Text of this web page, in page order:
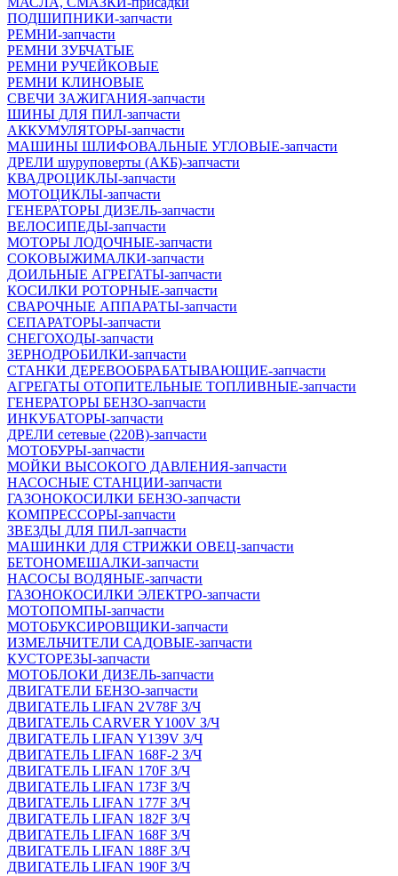
ПОДШИПНИКИ-запчасти
РЕМНИ-запчасти
РЕМНИ ЗУБЧАТЫЕ
РЕМНИ РУЧЕЙКОВЫЕ
РЕМНИ КЛИНОВЫЕ
СВЕЧИ ЗАЖИГАНИЯ-запчасти
ШИНЫ ДЛЯ ПИЛ-запчасти
АККУМУЛЯТОРЫ-запчасти
МАШИНЫ ШЛИФОВАЛЬНЫЕ УГЛОВЫЕ-запчасти
ДРЕЛИ шуруповерты (АКБ)-запчасти
КВАДРОЦИКЛЫ-запчасти
МОТОЦИКЛЫ-запчасти
ГЕНЕРАТОРЫ ДИЗЕЛЬ-запчасти
ВЕЛОСИПЕДЫ-запчасти
МОТОРЫ ЛОДОЧНЫЕ-запчасти
СОКОВЫЖИМАЛКИ-запчасти
ДОИЛЬНЫЕ АГРЕГАТЫ-запчасти
КОСИЛКИ РОТОРНЫЕ-запчасти
СВАРОЧНЫЕ АППАРАТЫ-запчасти
СЕПАРАТОРЫ-запчасти
СНЕГОХОДЫ-запчасти
ЗЕРНОДРОБИЛКИ-запчасти
СТАНКИ ДЕРЕВООБРАБАТЫВАЮЩИЕ-запчасти
АГРЕГАТЫ ОТОПИТЕЛЬНЫЕ ТОПЛИВНЫЕ-запчасти
ГЕНЕРАТОРЫ БЕНЗО-запчасти
ИНКУБАТОРЫ-запчасти
ДРЕЛИ сетевые (220В)-запчасти
МОТОБУРЫ-запчасти
МОЙКИ ВЫСОКОГО ДАВЛЕНИЯ-запчасти
НАСОСНЫЕ СТАНЦИИ-запчасти
ГАЗОНОКОСИЛКИ БЕНЗО-запчасти
КОМПРЕССОРЫ-запчасти
ЗВЕЗДЫ ДЛЯ ПИЛ-запчасти
МАШИНКИ ДЛЯ СТРИЖКИ ОВЕЦ-запчасти
БЕТОНОМЕШАЛКИ-запчасти
НАСОСЫ ВОДЯНЫЕ-запчасти
ГАЗОНОКОСИЛКИ ЭЛЕКТРО-запчасти
МОТОПОМПЫ-запчасти
МОТОБУКСИРОВЩИКИ-запчасти
ИЗМЕЛЬЧИТЕЛИ САДОВЫЕ-запчасти
КУСТОРЕЗЫ-запчасти
МОТОБЛОКИ ДИЗЕЛЬ-запчасти
ДВИГАТЕЛИ БЕНЗО-запчасти
ДВИГАТЕЛЬ LIFAN 2V78F З/Ч
ДВИГАТЕЛЬ CARVER Y100V З/Ч
ДВИГАТЕЛЬ LIFAN Y139V З/Ч
ДВИГАТЕЛЬ LIFAN 168F-2 З/Ч
ДВИГАТЕЛЬ LIFAN 170F З/Ч
ДВИГАТЕЛЬ LIFAN 173F З/Ч
ДВИГАТЕЛЬ LIFAN 177F З/Ч
ДВИГАТЕЛЬ LIFAN 182F З/Ч
ДВИГАТЕЛЬ LIFAN 168F З/Ч
ДВИГАТЕЛЬ LIFAN 188F З/Ч
ДВИГАТЕЛЬ LIFAN 190F З/Ч